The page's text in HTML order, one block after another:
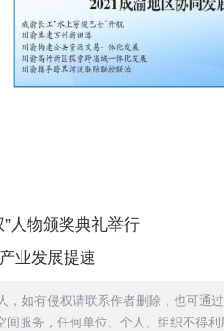
人物颁奖典礼举行
业发展提速
，如有侵权请联系作者删除，也可通
间服务，任何单位、个人、组织不得